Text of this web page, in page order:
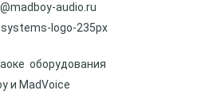
audio.ru
оборудования
и MadVoice